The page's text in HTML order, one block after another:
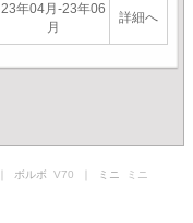
23年04月-23年06
月
詳細へ
ボルボ V70 ｜ ミニ ミニ